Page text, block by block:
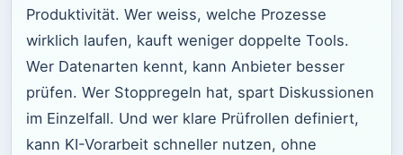
Produktivität. Wer weiss, welche Prozesse
wirklich laufen, kauft weniger doppelte Tools.
Wer Datenarten kennt, kann Anbieter besser
prüfen. Wer Stoppregeln hat, spart Diskussionen
im Einzelfall. Und wer klare Prüfrollen definiert,
kann KI-Vorarbeit schneller nutzen, ohne